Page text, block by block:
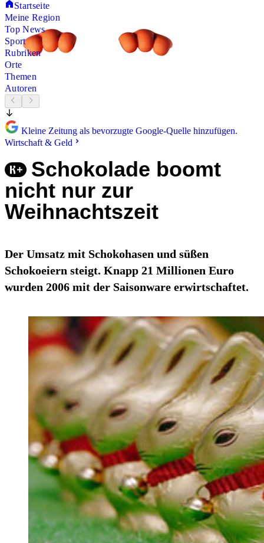
Startseite
Meine Region
Top News
Sport
Rubriken
Orte
Themen
Autoren
Kleine Zeitung als bevorzugte Google-Quelle hinzufügen.
Wirtschaft & Geld
Schokolade boomt
nicht nur zur
Weihnachtszeit
Der Umsatz mit Schokohasen und süßen
Schokoeiern steigt. Knapp 21 Millionen Euro
wurden 2006 mit der Saisonware erwirtschaftet.